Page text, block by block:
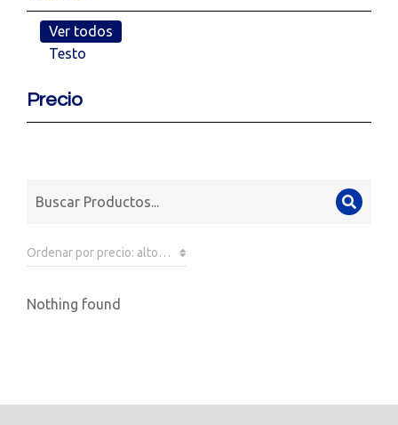
Ver todos
Testo
Precio
Nothing found